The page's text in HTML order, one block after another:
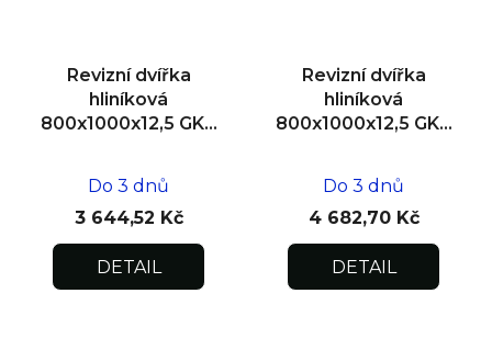
Revizní dvířka
hliníková
800x1000x12,5 GKB
Do 3 dnů
3 644,52 Kč
DETAIL
Revizní dvířka
hliníková
800x1000x12,5 GKB
Do 3 dnů
4 682,70 Kč
DETAIL